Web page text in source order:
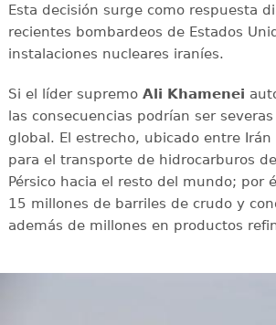
Esta decisión surge como respuesta
recientes bombardeos de Estados
instalaciones nucleares iraníes.
Si el líder supremo Ali Khamenei
las consecuencias podrían ser
global. El estrecho, ubicado entre
para el transporte de hidrocarburos
Pérsico hacia el resto del mundo; por
15 millones de barriles de crudo y
además de millones en productos